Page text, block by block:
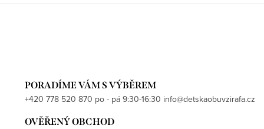
PORADÍME VÁM S VÝBĚREM
+420 778 520 870 po - pá 9:30-16:30 info@detskaobuvzirafa.cz
OVĚŘENÝ OBCHOD